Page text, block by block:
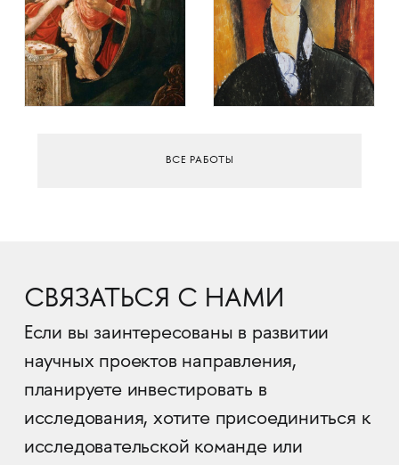
ВСЕ РАБОТЫ
СВЯЗАТЬСЯ С НАМИ
Если вы заинтересованы в развитии
научных проектов направления,
планируете инвестировать в
исследования, хотите присоединиться к
исследовательской команде или